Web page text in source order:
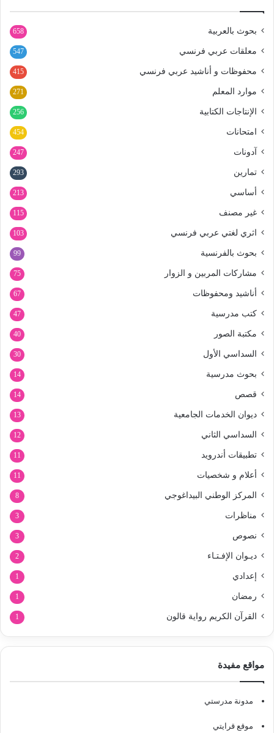
بحوث بالعربية 658
معلقات عربي فرنسي 547
محفوظات و أناشيد عربي فرنسي 415
موارد المعلم 271
الإنتاجات الكتابية 256
امتحانات 454
آدونات 247
تمارين 293
أساسي 213
غير مصنف 115
اثري لغتي عربي فرنسي 103
بحوث بالفرنسية 99
مشاركات المربين و الزوار 75
أناشيد ومحفوظات 67
كتب مدرسية 47
مكتبة الصور 40
السداسي الأول 30
بحوث مدرسية 14
قصص 14
ديوان الخدمات الجامعية 13
السداسي الثاني 12
تطبيقات أندرويد 11
أعلام و شخصيات 11
المركز الوطني البيداغوجي 8
مناظرات 3
نصوص 3
ديـوان الإفـتـاء 2
إعدادي 1
رمضان 1
القرآن الكريم رواية قالون 1
مواقع مفيدة
مدونة مدرستي
موقع قرايتي